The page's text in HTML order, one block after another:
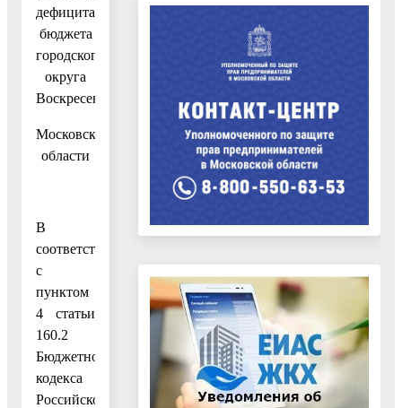
дефицита
бюджета
городского
округа
Воскресенск
Московской
области
В
соответствии
с
пунктом
4 статьи
160.2
Бюджетного
кодекса
Российской